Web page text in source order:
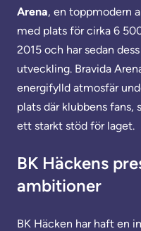
Arena, en toppmodern
med plats för cirka 6
2015 och har sedan
utveckling. Bravida
energifylld atmosfär
plats där klubbens fans,
ett starkt stöd för laget.
BK Häckens
ambitioner
BK Häcken har haft en